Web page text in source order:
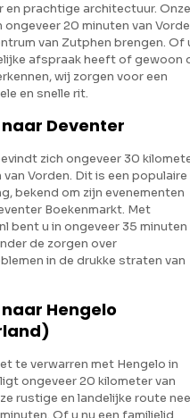
en prachtige architectuur. Onze
ongeveer 20 minuten van
van Zutphen brengen. Of
afspraak heeft of gewoon
wij zorgen voor een
en snelle rit.
Deventer
zich ongeveer 30
Vorden. Dit is een populaire
bekend om zijn evenementen
Boekenmarkt. Met
bent u in ongeveer 35
de zorgen over
in de drukke straten van
Hengelo
te verwarren met Hengelo in
ongeveer 20 kilometer van
rustige en landelijke route
Of u nu een familielid